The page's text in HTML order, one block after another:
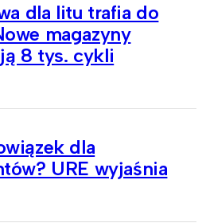
dla litu trafia do
magazyny
8 tys. cykli
dla
URE wyjaśnia